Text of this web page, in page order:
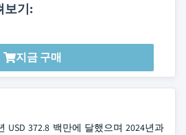
보기:
지금 구매
USD 372.8 백만에 달했으며 2024년과